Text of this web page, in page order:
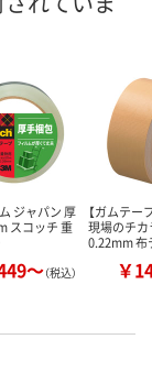
カ
ジャパン 厚
スコッチ 重
～（税込）
【ガムテー
現場のチカ
0.22mm
￥